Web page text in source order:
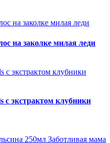
заколке милая леди
экстрактом клубники